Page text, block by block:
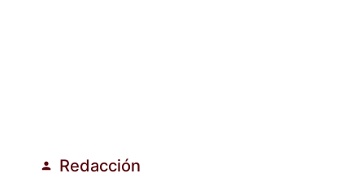
Publicado
Redacción